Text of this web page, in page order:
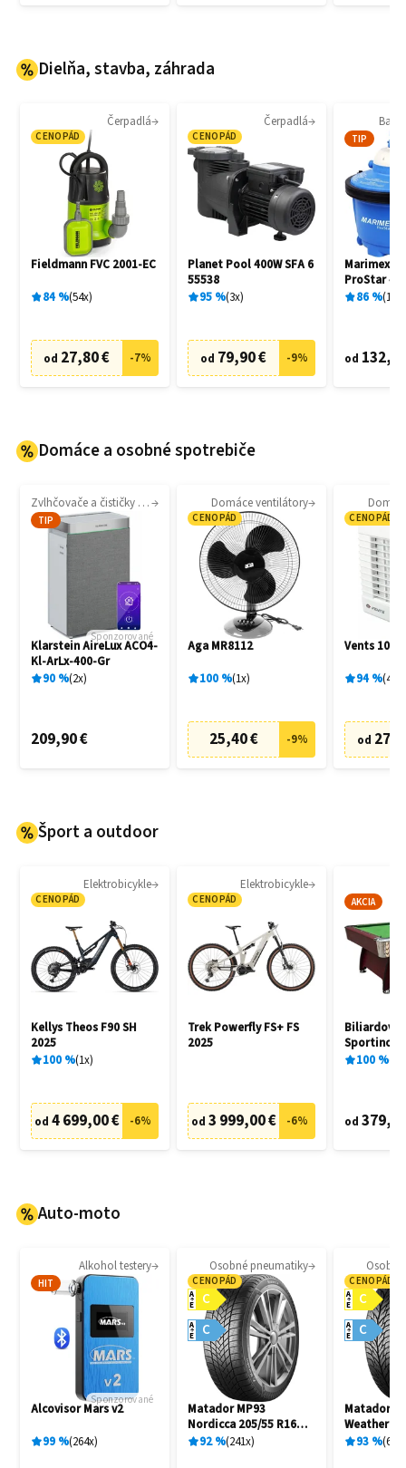
Dielňa, stavba, záhrada
Čerpadlá
CENOPÁD
Fieldmann FVC 2001-EC
84% 54x
od 27,80 € -7%
Čerpadlá
CENOPÁD
Planet Pool 400W SFA 6
55538
95% 3x
od 79,90 € -9%
TIP
Marimex
ProStar 4
filtrácia
86% 136
od
Domáce a osobné spotrebiče
Zvlhčovače a čističky vzduchu
TIP
Sponzorované
Klarstein AireLux ACO4-
Kl-ArLx-400-Gr
90% 2x
209,90 €
Domáce ventilátory
CENOPÁD
Aga MR8112
100% 1x
25,40 € -9%
CENOPÁD
Vents 100
94% 4
od
Šport a outdoor
Elektrobicykle
CENOPÁD
Kellys Theos F90 SH
2025
100% 1x
od 4 699,00 € -6%
Elektrobicykle
CENOPÁD
Trek Powerfly FS+ FS
2025
od 3 999,00 € -6%
AKCIA
Biliardový
Sportino
100%
od
Auto-moto
Alkohol testery
HIT
Sponzorované
Alcovisor Mars v2
99% 264x
Osobné pneumatiky
CENOPÁD
C
A
E
C
A
E
Matador MP93
Nordicca 205/55 R16
91H
92% 241x
CENOPÁD
C
A
E
C
A
E
Matador
Weather
R16 91H
93% 69